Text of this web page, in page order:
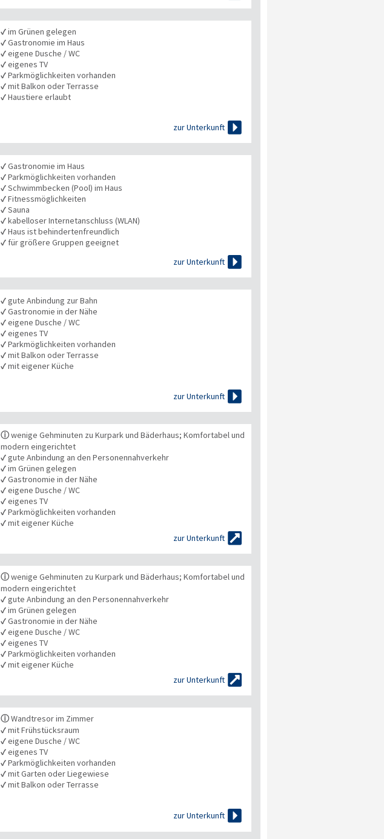
✓im Grünen gelegen
✓Gastronomie im Haus
✓eigene Dusche / WC
✓eigenes TV
✓Parkmöglichkeiten vorhanden
✓mit Balkon oder Terrasse
✓Haustiere erlaubt
zur Unterkunft 
✓Gastronomie im Haus
✓Parkmöglichkeiten vorhanden
✓Schwimmbecken (Pool) im Haus
✓Fitnessmöglichkeiten
✓Sauna
✓kabelloser Internetanschluss (WLAN)
✓Haus ist behindertenfreundlich
✓ für größere Gruppen geeignet
zur Unterkunft 
✓gute Anbindung zur Bahn
✓Gastronomie in der Nähe
✓eigene Dusche / WC
✓eigenes TV
✓Parkmöglichkeiten vorhanden
✓mit Balkon oder Terrasse
✓mit eigener Küche
zur Unterkunft 
ⓘwenige Gehminuten zu Kurpark und Bäderhaus; Komfortabel und
modern eingerichtet
✓gute Anbindung an den Personennahverkehr
✓im Grünen gelegen
✓Gastronomie in der Nähe
✓eigene Dusche / WC
✓eigenes TV
✓Parkmöglichkeiten vorhanden
✓mit eigener Küche
zur Unterkunft 
ⓘwenige Gehminuten zu Kurpark und Bäderhaus; Komfortabel und
modern eingerichtet
✓gute Anbindung an den Personennahverkehr
✓im Grünen gelegen
✓Gastronomie in der Nähe
✓eigene Dusche / WC
✓eigenes TV
✓Parkmöglichkeiten vorhanden
✓mit eigener Küche
zur Unterkunft 
ⓘWandtresor im Zimmer
✓mit Frühstücksraum
✓eigene Dusche / WC
✓eigenes TV
✓Parkmöglichkeiten vorhanden
✓mit Garten oder Liegewiese
✓mit Balkon oder Terrasse
zur Unterkunft 